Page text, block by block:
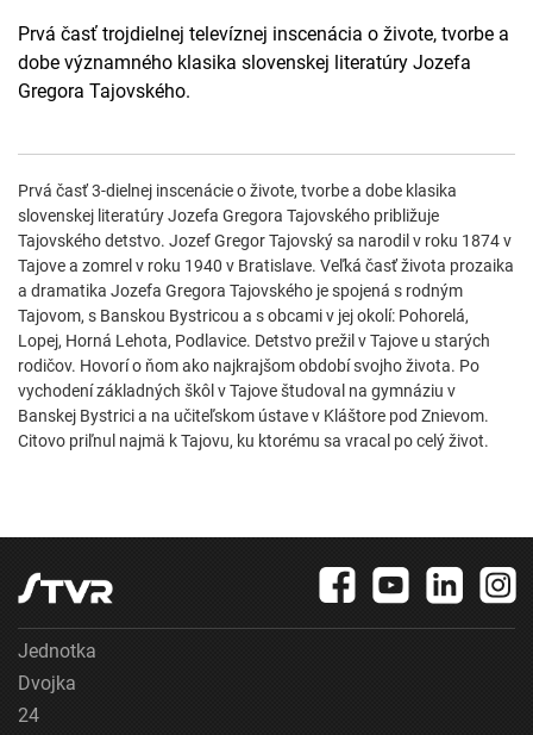
Prvá časť trojdielnej televíznej inscenácia o živote, tvorbe a
dobe významného klasika slovenskej literatúry Jozefa
Gregora Tajovského.
Prvá časť 3-dielnej inscenácie o živote, tvorbe a dobe klasika
slovenskej literatúry Jozefa Gregora Tajovského približuje
Tajovského detstvo. Jozef Gregor Tajovský sa narodil v roku 1874 v
Tajove a zomrel v roku 1940 v Bratislave. Veľká časť života prozaika
a dramatika Jozefa Gregora Tajovského je spojená s rodným
Tajovom, s Banskou Bystricou a s obcami v jej okolí: Pohorelá,
Lopej, Horná Lehota, Podlavice. Detstvo prežil v Tajove u starých
rodičov. Hovorí o ňom ako najkrajšom období svojho života. Po
vychodení základných škôl v Tajove študoval na gymnáziu v
Banskej Bystrici a na učiteľskom ústave v Kláštore pod Znievom.
Citovo priľnul najmä k Tajovu, ku ktorému sa vracal po celý život.
Jednotka
Dvojka
24